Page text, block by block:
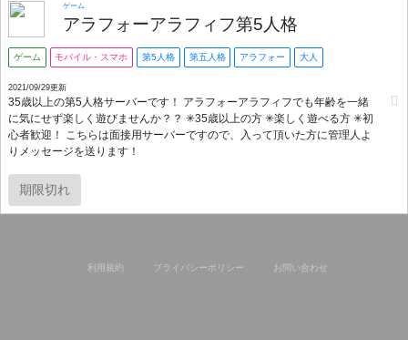
ゲーム
アラフォーアラフィフ第5人格
ゲーム モバイル・スマホ 第5人格 第五人格 アラフォー 大人
2021/09/29更新
35歳以上の第5人格サーバーです！ アラフォーアラフィフでも年齢を一緒
に気にせず楽しく遊びませんか？？ ✳35歳以上の方 ✳楽しく遊べる方 ✳初
心者歓迎！ こちらは面接用サーバーですので、入って頂いた方に管理人よ
りメッセージを送ります！
期限切れ
利用規約 プライバシーポリシー お問い合わせ